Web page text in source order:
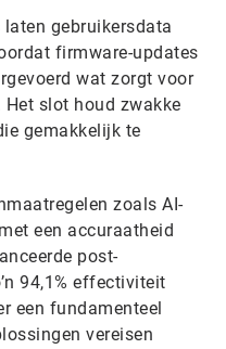
laten gebruikersdata
firmware-updates
wat zorgt voor
Het slot houd zwakke
gemakkelijk te
zoals AI-
een accuraatheid
post-
94,1% effectiviteit
een fundamenteel
vereisen